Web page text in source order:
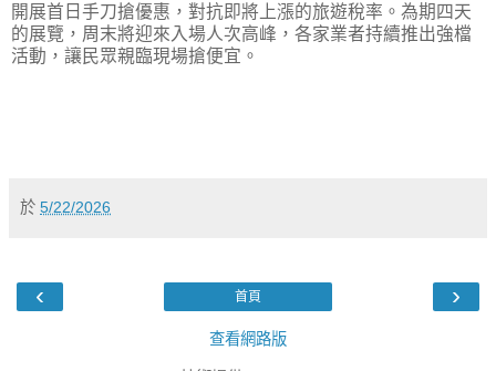
開展首日手刀搶優惠，對抗即將上漲的旅遊稅率。為期四天
的展覽，周末將迎來入場人次高峰，各家業者持續推出強檔
活動，讓民眾親臨現場搶便宜。
於 5/22/2026
‹ ›
首頁
查看網路版